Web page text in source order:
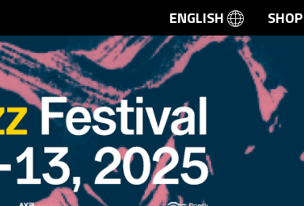
ENGLISH SHOP